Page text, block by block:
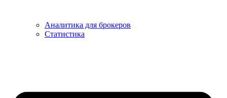
Аналитика для брокеров
Статистика